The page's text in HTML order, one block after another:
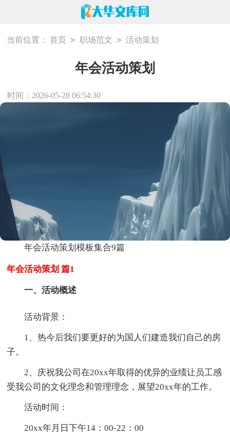
当前位置： 首页 > 职场范文 > 活动策划
年会活动策划
时间：2026-05-28 06:54:30
年会活动策划模板集合9篇
年会活动策划 篇1
一、活动概述
活动背景：
1、热今后我们要更好的为国人们建造我们自己的房
子。
2、庆祝我公司在20xx年取得的优异的业绩让员工感
受我公司的文化理念和管理理念，展望20xx年的工作。
活动时间：
20xx年月日下午14：00-22：00